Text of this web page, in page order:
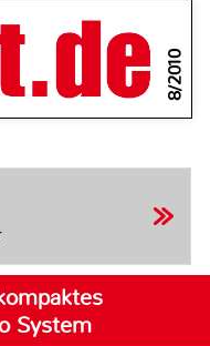
8/2010
System